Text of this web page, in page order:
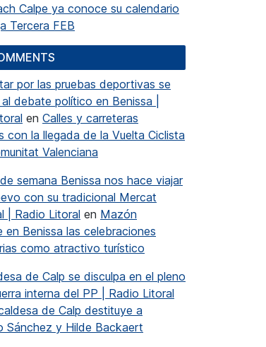
Calpe ya conoce su calendario
Tercera FEB
por las pruebas deportivas se
debate político en Benissa |
en Calles y carreteras
con la llegada de la Vuelta Ciclista
Valenciana
semana Benissa nos hace viajar
con su tradicional Mercat
| Radio Litoral en Mazón
en Benissa las celebraciones
como atractivo turístico
de Calp se disculpa en el pleno
interna del PP | Radio Litoral
de Calp destituye a
Sánchez y Hilde Backaert